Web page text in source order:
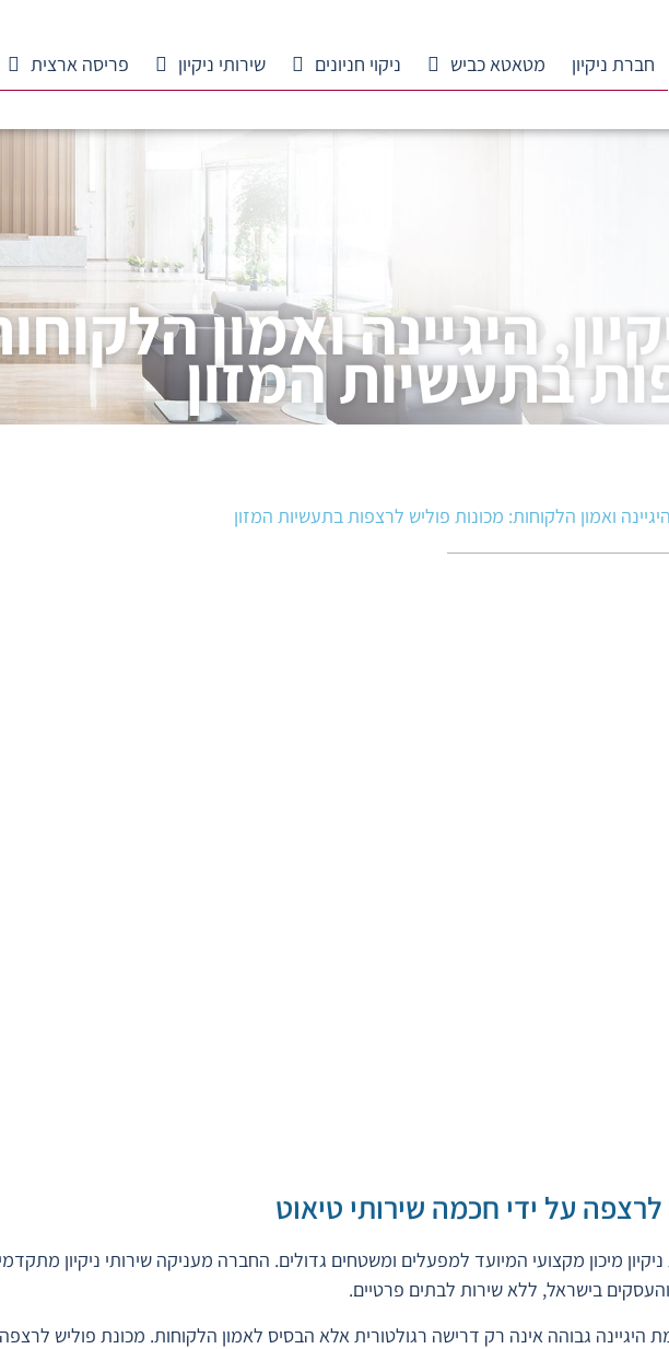
חברת ניקיון מטאטא כביש ניקוי חניונים שירותי ניקיון פריסה ארצית
היגיינה ואמון
בתעשיות המזון
ואמון הלקוחות: מכונות פוליש לרצפות בתעשיות המזון
לרצפה על ידי חכמה שירותי טיאוט
מיכון מקצועי המיועד למפעלים ומשטחים גדולים. החברה מעניקה שירותי ניקיון
בישראל, ללא שירות לבתים פרטיים.
היגיינה גבוהה אינה רק דרישה רגולטורית אלא הבסיס לאמון הלקוחות. מכונת פוליש